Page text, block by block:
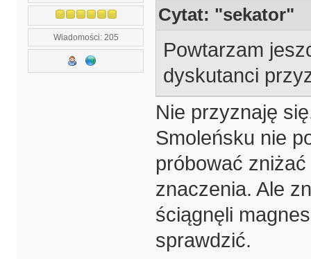
Wiadomości: 205
Cytat: "sekator"
Powtarzam
dyskutanci
Nie przyznaję
Smoleńsku nie
próbować
znaczenia. Ale
ściągnęli
sprawdzić.